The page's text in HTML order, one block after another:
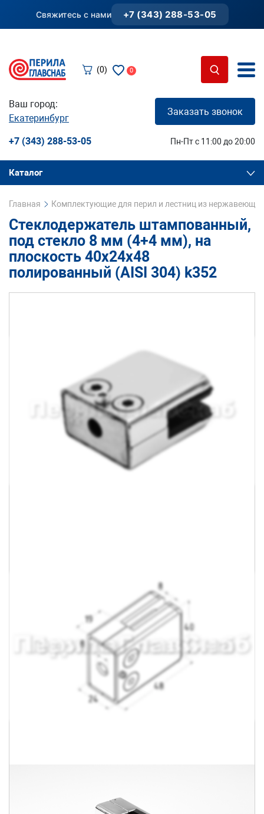
Свяжитесь с нами +7 (343) 288-53-05
(0) 0
Ваш город:
Екатеринбург
Заказать звонок
+7 (343) 288-53-05 Пн-Пт с 11:00 до 20:00
Каталог
Главная Комплектующие для перил и лестниц из
Стеклодержатель штампованный,
под стекло 8 мм (4+4 мм), на
плоскость 40х24х48
полированный (AISI 304) k352